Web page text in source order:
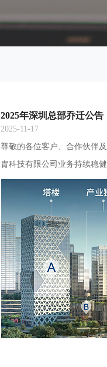
2025年深圳总部乔迁公告
2025-11-17
尊敬的各位客户、合作伙伴
胄科技有限公司业务持续稳
要，提供更优质的办公环境
公。现将相关事宜公告如下
字谷二期H栋13层13F搬迁
方式保持不变：总机电话